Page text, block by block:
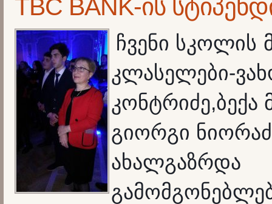
TBC BANK-ის
ჩვენი სკოლის
კლასელები-
კონტრიძე,ბექა
გიორგი
ახალგაზრდა